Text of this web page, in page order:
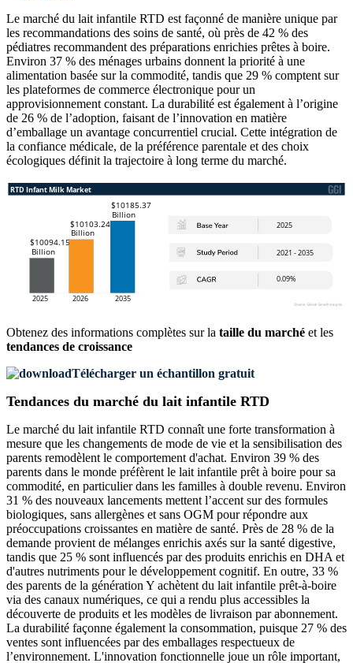
Le marché du lait infantile RTD est façonné de manière unique par
les recommandations des soins de santé, où près de 42 % des
pédiatres recommandent des préparations enrichies prêtes à boire.
Environ 37 % des ménages urbains donnent la priorité à une
alimentation basée sur la commodité, tandis que 29 % comptent sur
les plateformes de commerce électronique pour un
approvisionnement constant. La durabilité est également à l’origine
de 26 % de l’adoption, faisant de l’innovation en matière
d’emballage un avantage concurrentiel crucial. Cette intégration de
la confiance médicale, de la préférence parentale et des choix
écologiques définit la trajectoire à long terme du marché.
Obtenez des informations complètes sur la taille du marché et les
tendances de croissance
Télécharger un échantillon gratuit
Tendances du marché du lait infantile RTD
Le marché du lait infantile RTD connaît une forte transformation à
mesure que les changements de mode de vie et la sensibilisation des
parents remodèlent le comportement d'achat. Environ 39 % des
parents dans le monde préfèrent le lait infantile prêt à boire pour sa
commodité, en particulier dans les familles à double revenu. Environ
31 % des nouveaux lancements mettent l’accent sur des formules
biologiques, sans allergènes et sans OGM pour répondre aux
préoccupations croissantes en matière de santé. Près de 28 % de la
demande provient de mélanges enrichis axés sur la santé digestive,
tandis que 25 % sont influencés par des produits enrichis en DHA et
d'autres nutriments pour le développement cognitif. En outre, 33 %
des parents de la génération Y achètent du lait infantile prêt-à-boire
via des canaux numériques, ce qui a rendu plus accessibles la
découverte de produits et les modèles de livraison par abonnement.
La durabilité façonne également la consommation, puisque 27 % des
ventes sont influencées par des emballages respectueux de
l’environnement. L'innovation fonctionnelle joue un rôle important,